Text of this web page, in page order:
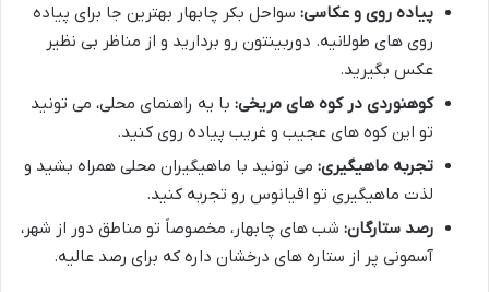
پیاده روی و عکاسی: سواحل بکر چابهار بهترین جا برای پیاده
روی های طولانیه. دوربینتون رو بردارید و از مناظر بی نظیر
عکس بگیرید.
کوهنوردی در کوه های مریخی: با یه راهنمای محلی، می تونید
تو این کوه های عجیب و غریب پیاده روی کنید.
تجربه ماهیگیری: می تونید با ماهیگیران محلی همراه بشید و
لذت ماهیگیری تو اقیانوس رو تجربه کنید.
رصد ستارگان: شب های چابهار، مخصوصاً تو مناطق دور از شهر،
آسمونی پر از ستاره های درخشان داره که برای رصد عالیه.